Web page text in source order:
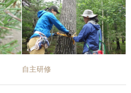
自主研修